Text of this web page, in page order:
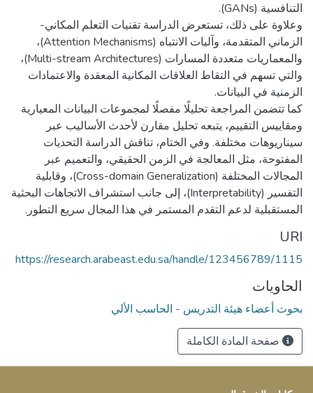
وعلاوة على ذلك، تستعرض الدراسة تقنيات التعلم المكاني-
الزماني المتقدمة، وآليات الانتباه (Attention Mechanisms)،
والمعماريات متعددة المسارات (Multi-stream Architectures)،
والتي تسهم في التقاط العلاقات المكانية المعقدة والاعتمادات
كما تتضمن المراجعة تحليلًا مفصلًا لمجموعات البيانات المعيارية
ومقاييس التقييم، يتبعه تحليل مقارن لأحدث الأساليب عبر
سيناريوهات مختلفة. وفي الختام، تناقش الدراسة التحديات
المفتوحة، مثل المعالجة في الزمن الحقيقي، والتعميم عبر
المجالات المختلفة (Cross-domain Generalization)، وقابلية
التفسير (Interpretability)، إلى جانب استشراف الاتجاهات البحثية
المستقبلية لدعم التقدم المستمر في هذا المجال سريع التطور.
URI
https://research.arabeast.edu.sa/handle/123456789/1115
الحاويات
بحوث أعضاء هيئة التدريس - الحاسب الألي
صفحة المادة الكاملة